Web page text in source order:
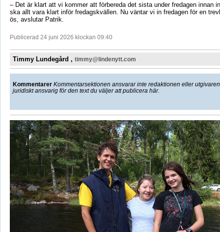
– Det är klart att vi kommer att förbereda det sista under fredagen innan
ska allt vara klart inför fredagskvällen. Nu väntar vi in fredagen för en
ös, avslutar Patrik.
Publicerad 24 juni 2026 klockan 09:40
Timmy Lundegård , timmy@lindenytt.com
Kommentarer Kommentarsektionen ansvarar inte redaktionen eller
juridiskt ansvarig för den text du väljer att publicera här.